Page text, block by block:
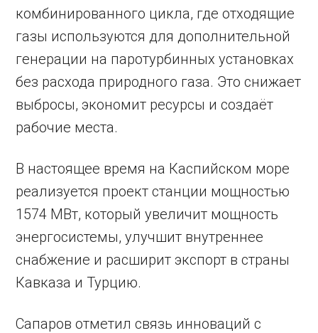
комбинированного цикла, где отходящие
газы используются для дополнительной
генерации на паротурбинных установках
без расхода природного газа. Это снижает
выбросы, экономит ресурсы и создаёт
рабочие места.
В настоящее время на Каспийском море
реализуется проект станции мощностью
1574 МВт, который увеличит мощность
энергосистемы, улучшит внутреннее
снабжение и расширит экспорт в страны
Кавказа и Турцию.
Сапаров отметил связь инноваций с